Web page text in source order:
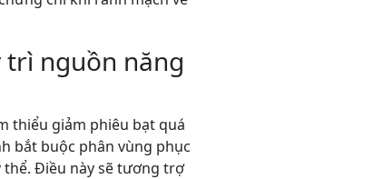
trì nguồn năng
thiểu giảm phiêu bạt quá
bắt buộc phân vùng phục
Điều này sẽ tương trợ